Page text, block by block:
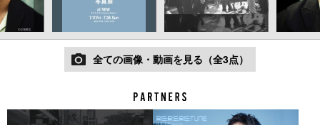
全ての画像・動画を見る（全3点）